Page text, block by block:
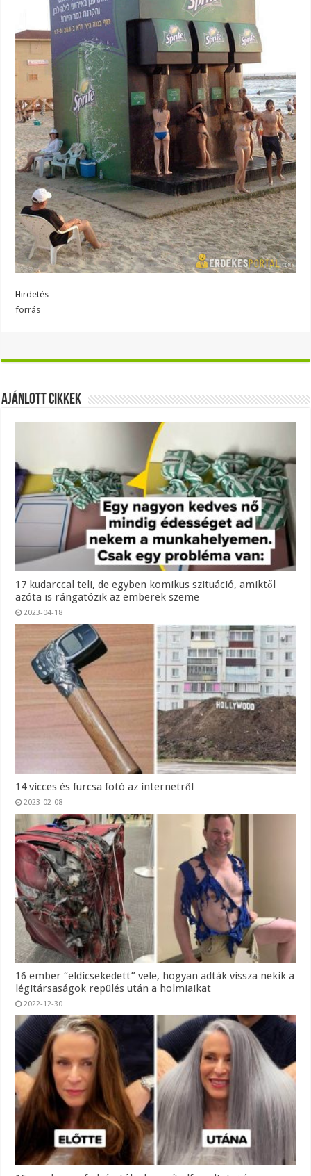
Hirdetés
forrás
Ajánlott Cikkek
17 kudarccal teli, de egyben komikus szituáció, amiktől
azóta is rángatózik az emberek szeme
2023-04-18
14 vicces és furcsa fotó az internetről
2023-02-08
16 ember “eldicsekedett” vele, hogyan adták vissza nekik a
légitársaságok repülés után a holmiaikat
2022-12-30